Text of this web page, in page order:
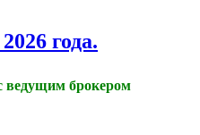
года.
ведущим брокером